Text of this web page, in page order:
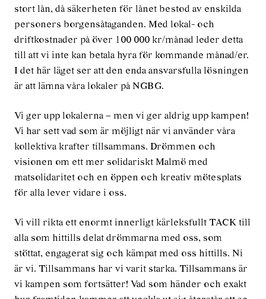
stort lån, då säkerheten för lånet bestod av enskilda
personers borgensåtaganden. Med lokal- och
driftkostnader på över 100 000 kr/månad leder detta
till att vi inte kan betala hyra för kommande månad/er.
I det här läget ser att den enda ansvarsfulla lösningen
är att lämna våra lokaler på NGBG.
Vi ger upp lokalerna – men vi ger aldrig upp kampen!
Vi har sett vad som är möjligt när vi använder våra
kollektiva krafter tillsammans. Drömmen och
visionen om ett mer solidariskt Malmö med
matsolidaritet och en öppen och kreativ mötesplats
för alla lever vidare i oss.
Vi vill rikta ett enormt innerligt kärleksfullt TACK till
alla som hittills delat drömmarna med oss, som
stöttat, engagerat sig och kämpat med oss hittills. Ni
är vi. Tillsammans har vi varit starka. Tillsammans är
vi kampen som fortsätter! Vad som händer och exakt